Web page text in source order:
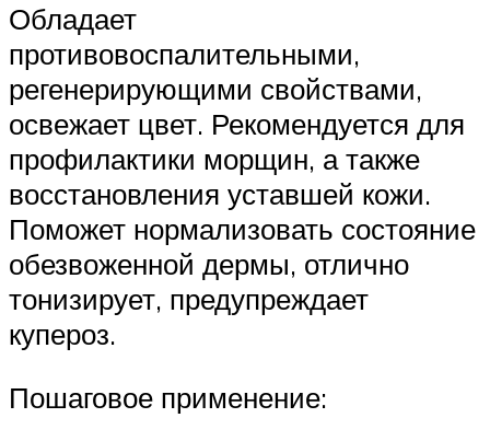
Обладает
противовоспалительными,
регенерирующими свойствами,
освежает цвет. Рекомендуется для
профилактики морщин, а также
восстановления уставшей кожи.
Поможет нормализовать состояние
обезвоженной дермы, отлично
тонизирует, предупреждает
купероз.
Пошаговое применение: